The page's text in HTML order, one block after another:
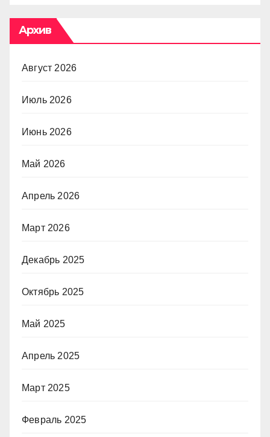
Архив
Август 2026
Июль 2026
Июнь 2026
Май 2026
Апрель 2026
Март 2026
Декабрь 2025
Октябрь 2025
Май 2025
Апрель 2025
Март 2025
Февраль 2025